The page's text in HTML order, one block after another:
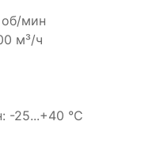
об/мин
м³/ч
-25...+40 °C